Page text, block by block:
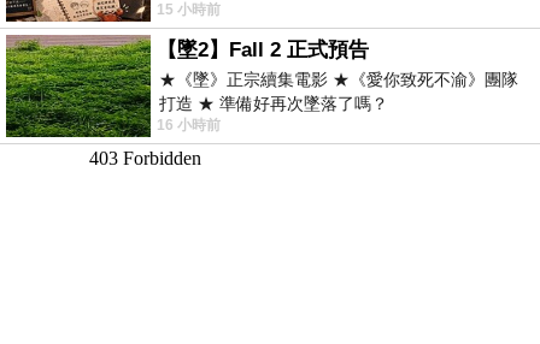
好 因
15 小時前
【墜2】Fall 2 正式預告
★《墜》正宗續集電影 ★《愛你致死不渝》團隊
打造 ★ 準備好再次墜落了嗎？
16 小時前